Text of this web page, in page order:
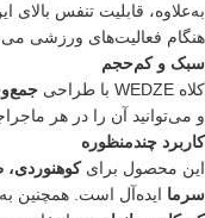
به‌علاوه، قابلیت تنفس بالای
هنگام فعالیت‌های ورزشی
سبک و کم‌حجم
کلاه WEDZE با طراحی
و می‌توانید آن را در هر
کاربرد چندمنظوره
این محصول برای
سرما ایده‌آل است. همچنین